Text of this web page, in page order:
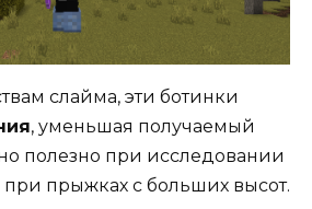
слайма, эти ботинки
, уменьшая получаемый
полезно при исследовании
прыжках с больших высот.